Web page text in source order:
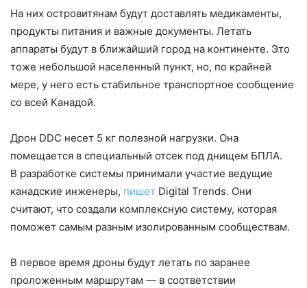
На них островитянам будут доставлять медикаменты,
продукты питания и важные документы. Летать
аппараты будут в ближайший город на континенте. Это
тоже небольшой населенный пункт, но, по крайней
мере, у него есть стабильное транспортное сообщение
со всей Канадой.
Дрон DDC несет 5 кг полезной нагрузки. Она
помещается в специальный отсек под днищем БПЛА.
В разработке системы принимали участие ведущие
канадские инженеры, пишет Digital Trends. Они
считают, что создали комплексную систему, которая
поможет самым разным изолированным сообществам.
В первое время дроны будут летать по заранее
проложенным маршрутам — в соответствии